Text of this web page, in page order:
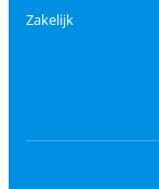
Zakelijk